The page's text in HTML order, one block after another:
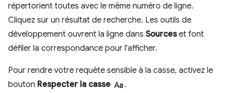
répertorient toutes avec le même numéro de ligne.
Cliquez sur un résultat de recherche. Les outils de
développement ouvrent la ligne dans Sourceset font
défiler la correspondance pour l'afficher.
Pour rendre votre requête sensible à la casse, activez le
bouton Respecter la casse match_case .